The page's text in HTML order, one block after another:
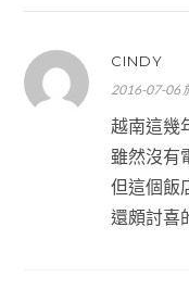
CINDY
2016-07-06
越南這幾
雖然沒有
但這個飯
還頗討喜